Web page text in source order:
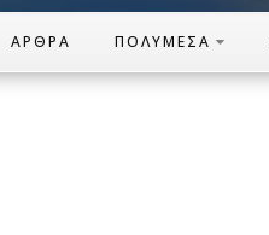
ΆΡΘΡΑ ΠΟΛΥΜΈΣΑ